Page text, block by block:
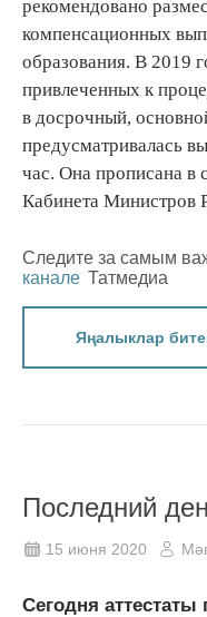
рекомендовано
компенсационных
образования. В 2019
привлеченных к
в досрочный,
предусматривалась
час. Она прописана в
Кабинета Министров
Следите за самым
канале Татмедиа
Яңалыклар
Последний
15 июня 2020
Сегодня